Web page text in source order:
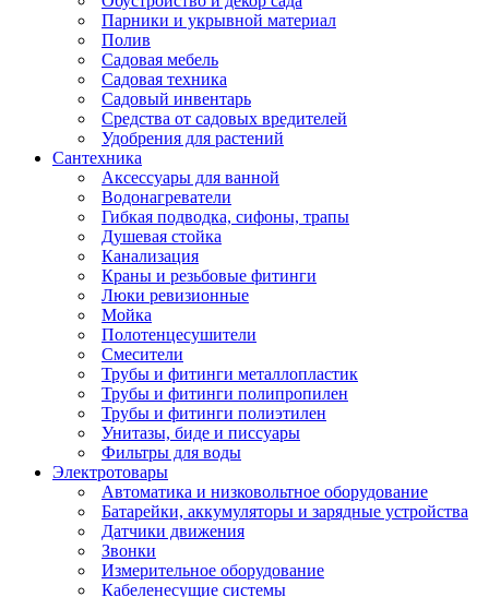
Парники и укрывной материал
Полив
Садовая мебель
Садовая техника
Садовый инвентарь
Средства от садовых вредителей
Удобрения для растений
Сантехника
Аксессуары для ванной
Водонагреватели
Гибкая подводка, сифоны, трапы
Душевая стойка
Канализация
Краны и резьбовые фитинги
Люки ревизионные
Мойка
Полотенцесушители
Смесители
Трубы и фитинги металлопластик
Трубы и фитинги полипропилен
Трубы и фитинги полиэтилен
Унитазы, биде и писсуары
Фильтры для воды
Электротовары
Автоматика и низковольтное оборудование
Батарейки, аккумуляторы и зарядные устройства
Датчики движения
Звонки
Измерительное оборудование
Кабеленесущие системы